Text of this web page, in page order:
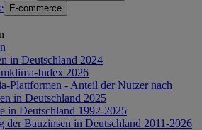
E-commerce
in Deutschland 2024
Index 2026
Plattformen - Anteil der Nutzer nach
in Deutschland 2025
in Deutschland 1992-2025
der Bauzinsen in Deutschland 2011-2026